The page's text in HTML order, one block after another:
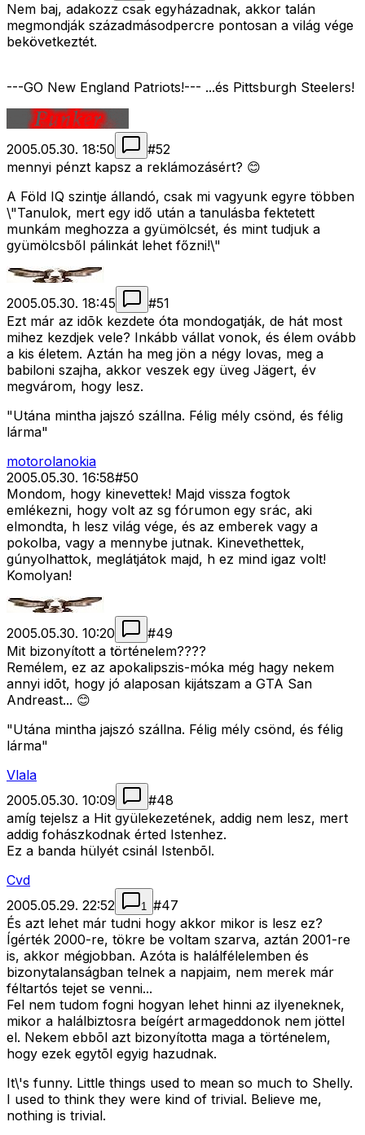
Nem baj, adakozz csak egyházadnak, akkor talán
megmondják századmásodpercre pontosan a világ vége
bekövetkeztét.
---GO New England Patriots!--- ...és Pittsburgh Steelers!
2005.05.30. 18:50 #52
mennyi pénzt kapsz a reklámozásért? 😊
A Föld IQ szintje állandó, csak mi vagyunk egyre többen
\"Tanulok, mert egy idő után a tanulásba fektetett
munkám meghozza a gyümölcsét, és mint tudjuk a
gyümölcsből pálinkát lehet főzni!\"
2005.05.30. 18:45 #51
Ezt már az idõk kezdete óta mondogatják, de hát most
mihez kezdjek vele? Inkább vállat vonok, és élem ovább
a kis életem. Aztán ha meg jön a négy lovas, meg a
babiloni szajha, akkor veszek egy üveg Jägert, év
megvárom, hogy lesz.
"Utána mintha jajszó szállna. Félig mély csönd, és félig
lárma"
motorolanokia
2005.05.30. 16:58#50
Mondom, hogy kinevettek! Majd vissza fogtok
emlékezni, hogy volt az sg fórumon egy srác, aki
elmondta, h lesz világ vége, és az emberek vagy a
pokolba, vagy a mennybe jutnak. Kinevethettek,
gúnyolhattok, meglátjátok majd, h ez mind igaz volt!
Komolyan!
2005.05.30. 10:20 #49
Mit bizonyított a történelem????
Remélem, ez az apokalipszis-móka még hagy nekem
annyi idõt, hogy jó alaposan kijátszam a GTA San
Andreast... 😊
"Utána mintha jajszó szállna. Félig mély csönd, és félig
lárma"
Vlala
2005.05.30. 10:09
#48
amíg tejelsz a Hit gyülekezetének, addig nem lesz, mert
addig fohászkodnak érted Istenhez.
Ez a banda hülyét csinál Istenbõl.
Cvd
2005.05.29. 22:52
1 #47
És azt lehet már tudni hogy akkor mikor is lesz ez?
Ígérték 2000-re, tökre be voltam szarva, aztán 2001-re
is, akkor mégjobban. Azóta is halálfélelemben és
bizonytalanságban telnek a napjaim, nem merek már
féltartós tejet se venni...
Fel nem tudom fogni hogyan lehet hinni az ilyeneknek,
mikor a halálbiztosra beígért armageddonok nem jöttel
el. Nekem ebbõl azt bizonyította maga a történelem,
hogy ezek egytõl egyig hazudnak.
It\'s funny. Little things used to mean so much to Shelly.
I used to think they were kind of trivial. Believe me,
nothing is trivial.